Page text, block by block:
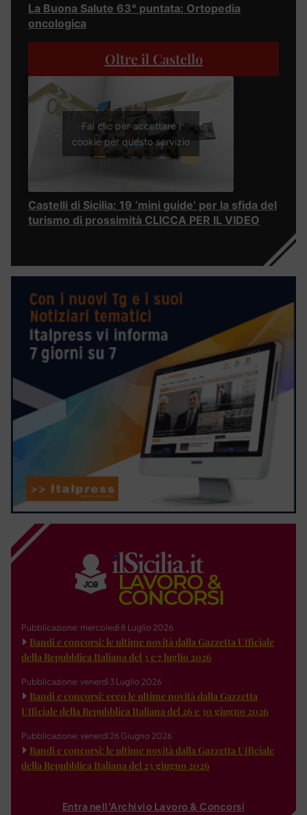
La Buona Salute 63° puntata: Ortopedia
oncologica
Oltre il Castello
Fai clic per accettare i
cookie per questo servizio
Castelli di Sicilia: 19 ‘mini guide’ per la sfida del
turismo di prossimità CLICCA PER IL VIDEO
Pubblicazione: mercoledì 8 Luglio 2026
Bandi e concorsi: le ultime novità dalla Gazzetta Ufficiale
della Repubblica Italiana del 3 e 7 luglio 2026
Pubblicazione: venerdì 3 Luglio 2026
Bandi e concorsi: ecco le ultime novità dalla Gazzetta
Ufficiale della Repubblica Italiana del 26 e 30 giugno 2026
Pubblicazione: venerdì 26 Giugno 2026
Bandi e concorsi: le ultime novità dalla Gazzetta Ufficiale
della Repubblica Italiana del 23 giugno 2026
Entra nell'Archivio Lavoro & Concorsi